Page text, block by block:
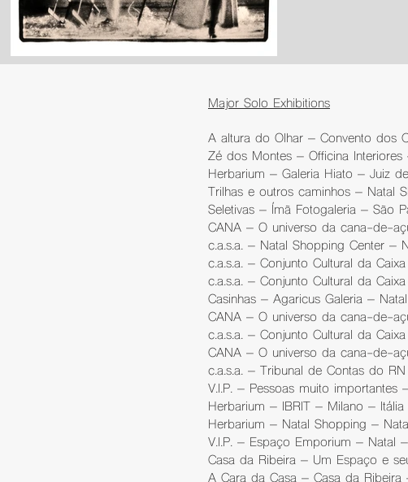
Major Solo Exhibitions
A altura do Olhar – Convento dos
Zé dos Montes – Officina
Herbarium – Galeria Hiato – Juiz
Trilhas e outros caminhos – Natal
Seletivas – Ímã Fotogaleria – São
CANA – O universo da cana-de-
c.a.s.a. – Natal Shopping Center –
c.a.s.a. – Conjunto Cultural da
c.a.s.a. – Conjunto Cultural da
Casinhas – Agaricus Galeria –
CANA – O universo da cana-de-
c.a.s.a. – Conjunto Cultural da
CANA – O universo da cana-de-
c.a.s.a. – Tribunal de Contas do
V.I.P. – Pessoas muito
Herbarium – IBRIT – Milano –
Herbarium – Natal Shopping –
V.I.P. – Espaço Emporium – Natal
Casa da Ribeira – Um Espaço e
A Cara da Casa – Casa da